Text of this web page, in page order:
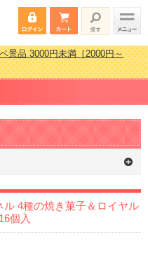
景品 3000円未満［2000円～
景品おすすめ金額別人気ランキ
景品 3000円未満［2000円～
4種の焼き菓子＆ロイヤル
個入